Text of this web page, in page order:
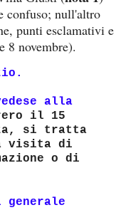
confuso; null'altro
punti esclamativi e
8 novembre).
alla
il 15
si tratta
visita di
o di